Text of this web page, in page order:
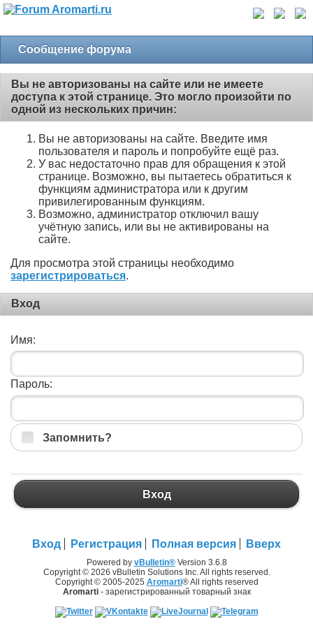
Сообщение форума
Вы не авторизованы на сайте или не имеете
доступа к этой странице. Это могло произойти по
одной из нескольких причин:
Вы не авторизованы на сайте. Введите имя
пользователя и пароль и попробуйте ещё раз.
У вас недостаточно прав для обращения к этой
странице. Возможно, вы пытаетесь обратиться к
функциям администратора или к другим
привилегированным функциям.
Возможно, администратор отключил вашу
учётную запись, или вы не активированы на
сайте.
Для просмотра этой страницы необходимо
зарегистрироваться.
Вход
Имя:
Пароль:
Запомнить?
Вход
Вход Регистрация Полная версия Вверх
Powered by vBulletin®Version 3.6.8
Copyright © 2026 vBulletin Solutions Inc. All rights reserved.
Copyright © 2005-2025 Aromarti® All rights reserved
Aromarti- зарегистрированный товарный знак